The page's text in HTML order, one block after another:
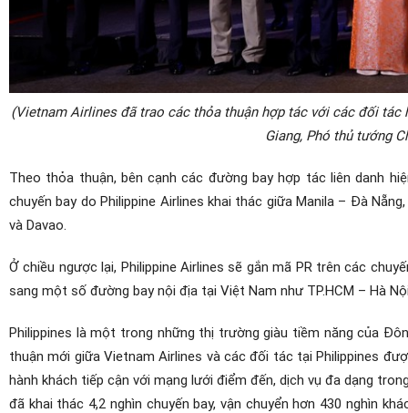
(Vietnam Airlines đã trao các thỏa thuận hợp tác với các đối
Giang, Phó thủ tướng
Theo thỏa thuận, bên cạnh các đường bay hợp tác liên danh
chuyến bay do Philippine Airlines khai thác giữa Manila – Đà
và Davao.
Ở chiều ngược lại, Philippine Airlines sẽ gắn mã PR trên các
sang một số đường bay nội địa tại Việt Nam như TP.HCM – Hà
Philippines là một trong những thị trường giàu tiềm năng của
thuận mới giữa Vietnam Airlines và các đối tác tại Philippines
hành khách tiếp cận với mạng lưới điểm đến, dịch vụ đa dạng
đã khai thác 4,2 nghìn chuyến bay, vận chuyển hơn 430 nghìn